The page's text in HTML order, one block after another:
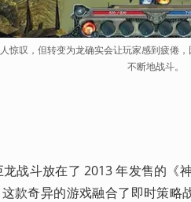
惊叹，但转变为龙确实会让玩家感到疲倦
不断地战斗。
战斗放在了 2013 年发售的《
款奇异的游戏融合了即时策略